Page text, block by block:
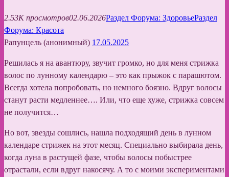
2.53K просмотров02.06.2026Раздел Форума: ЗдоровьеРаздел
Форума: Красота
Рапунцель (анонимный) 17.05.2025
Решилась я на авантюру, звучит громко, но для меня стрижка
волос по лунному календарю – это как прыжок с парашютом.
Всегда хотела попробовать, но немного боязно. Вдруг волосы
станут расти медленнее…. Или, что еще хуже, стрижка совсем
не получится…
Но вот, звезды сошлись, нашла подходящий день в лунном
календаре стрижек на этот месяц. Специально выбирала день,
когда луна в растущей фазе, чтобы волосы побыстрее
отрастали, если вдруг накосячу. А то с моими экспериментами